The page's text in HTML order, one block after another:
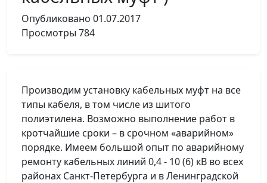
Опубликовано 01.07.2017
Просмотры 784
Производим установку кабельных муфт на все
типы кабеля, в том числе из шитого
полиэтилена. Возможно выполнение работ в
кротчайшие сроки – в срочном «аварийном»
порядке. Имеем большой опыт по аварийному
ремонту кабельных линий 0,4 - 10 (6) кВ во всех
районах Санкт-Петербурга и в Ленинградской